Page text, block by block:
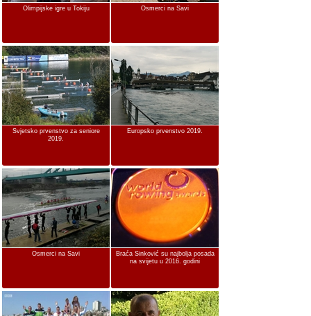
Olimpijske igre u Tokiju Osmerci na Savi
Svjetsko prvenstvo za seniore
2019.
Europsko prvenstvo 2019.
Osmerci na Savi
Braća Sinković su najbolja posada
na svijetu u 2016. godini